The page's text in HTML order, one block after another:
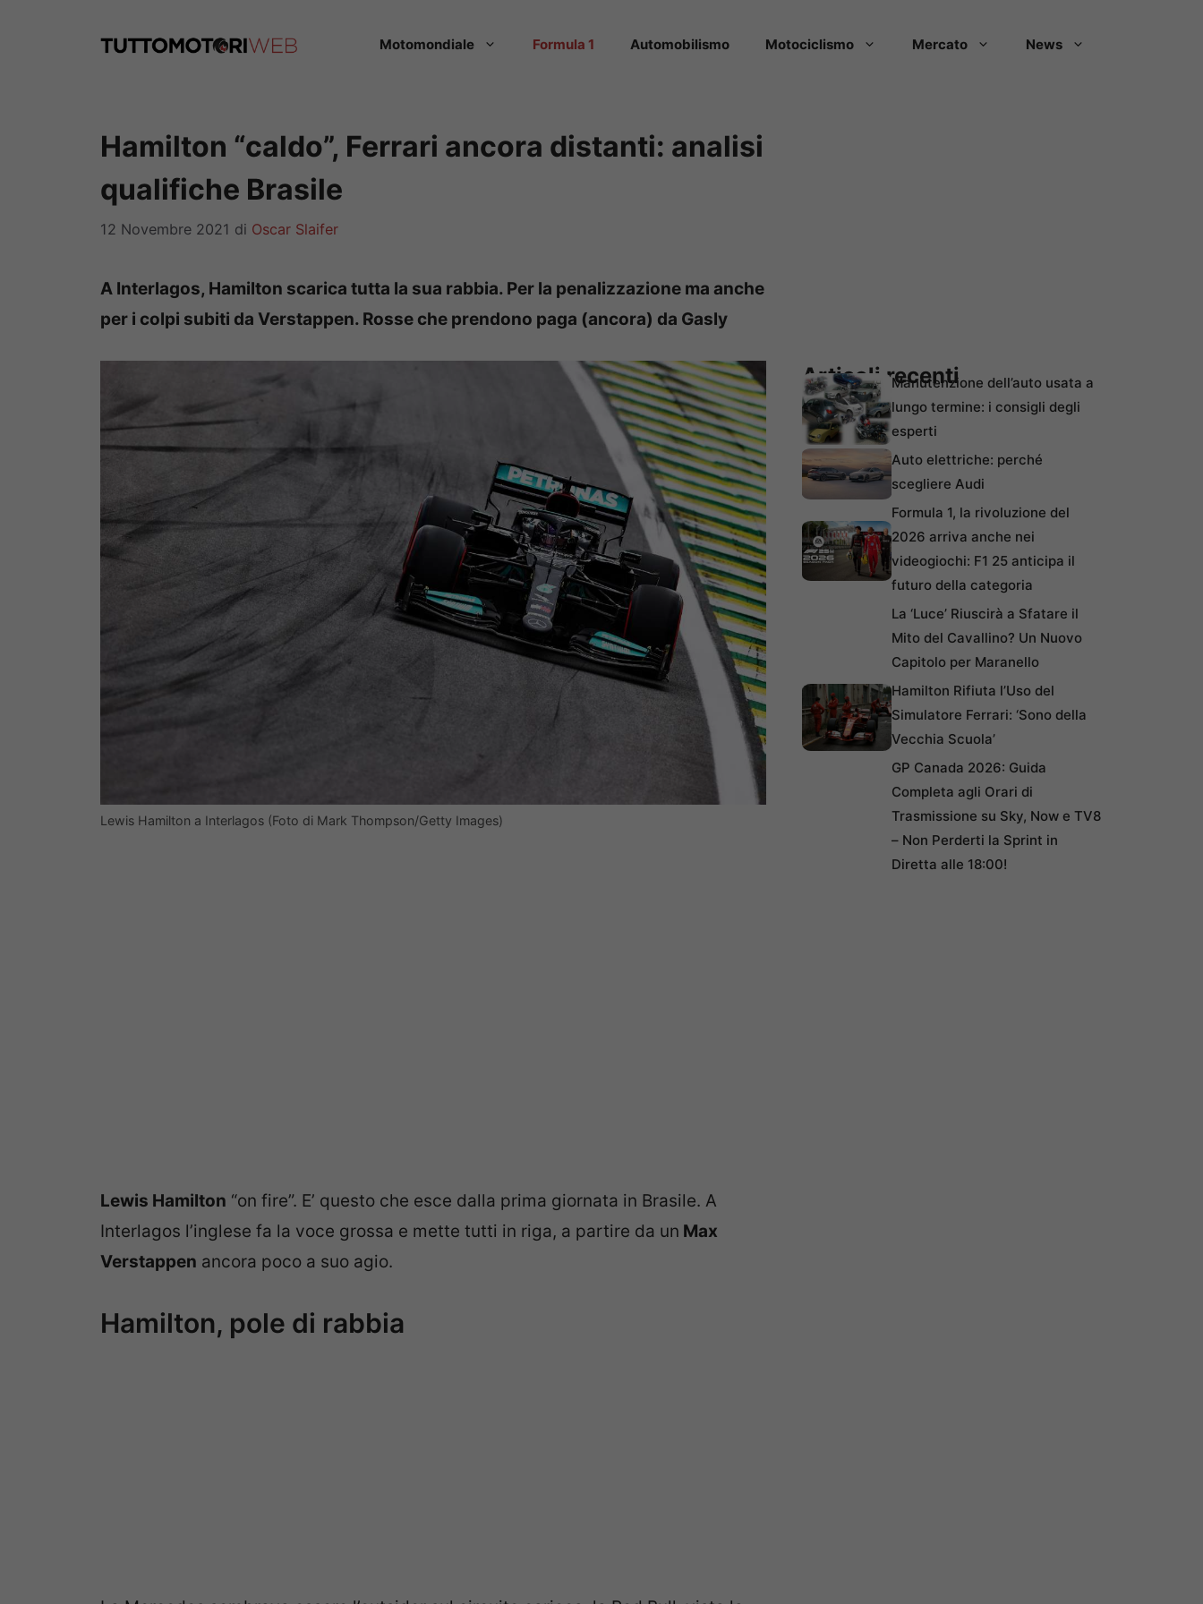
Motomondiale Formula 1 Automobilismo Motociclismo Mercato News
Hamilton “caldo”, Ferrari ancora distanti: analisi
qualifiche Brasile
12 Novembre 2021 di Oscar Slaifer
A Interlagos, Hamilton scarica tutta la sua rabbia. Per la penalizzazione ma anche
per i colpi subiti da Verstappen. Rosse che prendono paga (ancora) da Gasly
Lewis Hamilton a Interlagos (Foto di Mark Thompson/Getty Images)
Lewis Hamilton “on fire”. E’ questo che esce dalla prima giornata in Brasile. A
Interlagos l’inglese fa la voce grossa e mette tutti in riga, a partire da un Max
Verstappen ancora poco a suo agio.
Hamilton, pole di rabbia
Articoli recentiManutenzione dell’auto usata a
lungo termine: i consigli degli
esperti
Auto elettriche: perché
scegliere Audi
Formula 1, la rivoluzione del
2026 arriva anche nei
videogiochi: F1 25 anticipa il
futuro della categoria
La ‘Luce’ Riuscirà a Sfatare il
Mito del Cavallino? Un Nuovo
Capitolo per Maranello
Hamilton Rifiuta l’Uso del
Simulatore Ferrari: ‘Sono della
Vecchia Scuola’
GP Canada 2026: Guida
Completa agli Orari di
Trasmissione su Sky, Now e TV8
– Non Perderti la Sprint in
Diretta alle 18:00!